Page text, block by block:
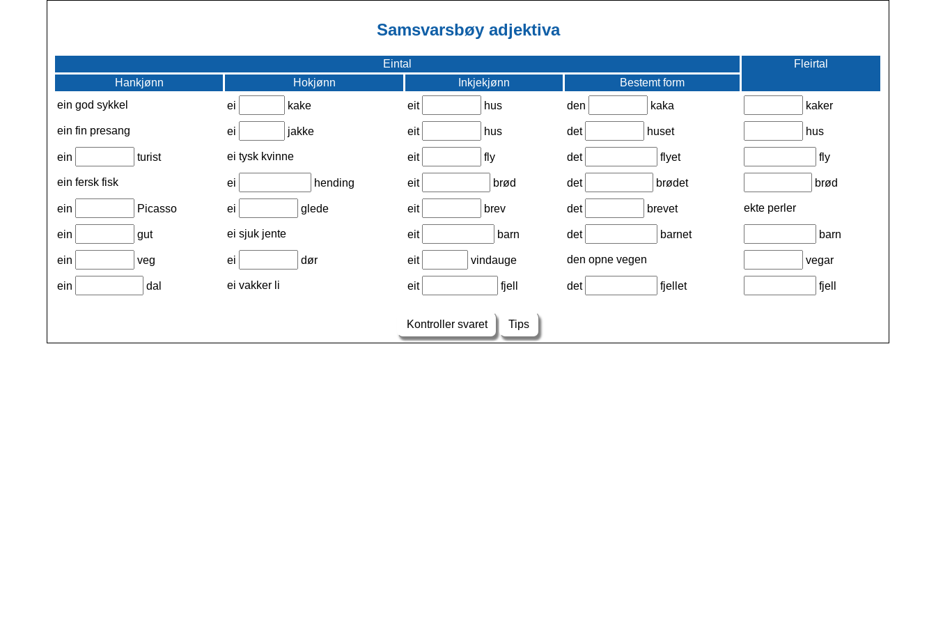
Samsvarsbøy adjektiva
Eintal
Fleirtal
Hankjønn
Hokjønn Inkjekjønn
Bestemt form
ein god sykkel
ei kake eit hus den kaka kaker
ein fin presang ei jakke eit hus det huset hus
ein turist ei tysk kvinne eit fly det flyet fly
ein fersk fisk ei hending eit brød det brødet brød
ein Picasso ei glede eit brev det brevet ekte perler
ein gut ei sjuk jente eit barn det barnet barn
ein veg ei dør eit vindauge den opne vegen vegar
ein dal ei vakker li eit fjell det fjellet fjell
Kontroller svaret Tips